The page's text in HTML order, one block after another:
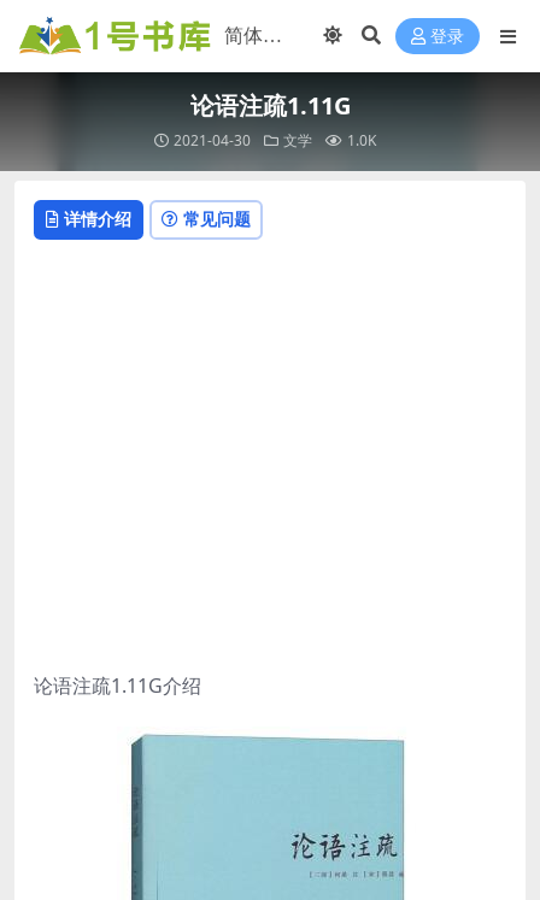
登录
论语注疏1.11G
2021-04-30 文学 1.0K
详情介绍 常见问题
论语注疏1.11G介绍